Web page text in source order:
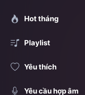
Hot tháng
Playlist
Yêu thích
Yêu cầu hợp âm